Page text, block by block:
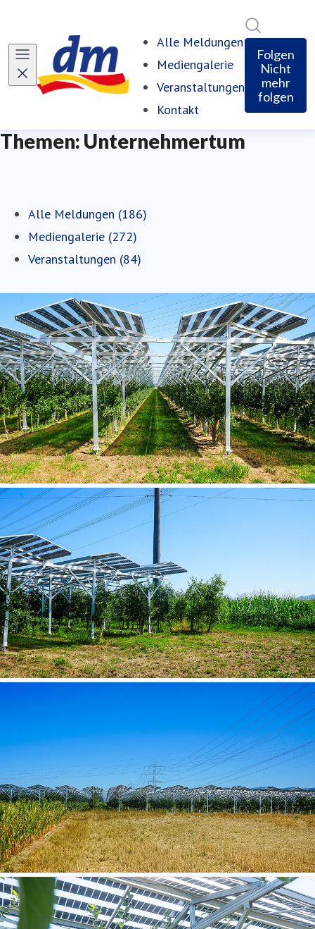
Alle Meldungen
Mediengalerie
Veranstaltungen
Kontakt
Folgen
Nicht
mehr
folgen
Themen: Unternehmertum
Alle Meldungen (186)
Mediengalerie (272)
Veranstaltungen (84)
Agri-PV-Anlage Dundenheim
Agri-PV-Anlage Dundenheim